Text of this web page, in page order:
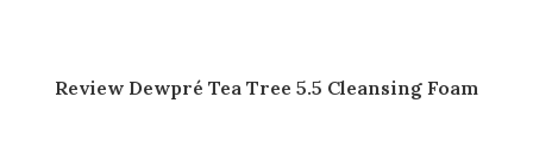
Review Dewpré Tea Tree 5.5 Cleansing Foam